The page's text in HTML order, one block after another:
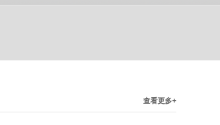
查看更多+